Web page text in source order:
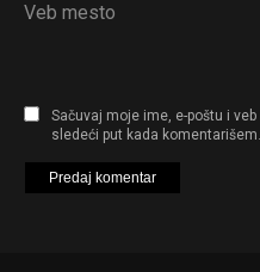
Veb mesto
Sačuvaj moje ime, e-poštu i
sledeći put kada komentarišem.